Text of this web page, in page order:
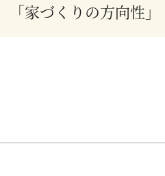
「家づくりの方向性